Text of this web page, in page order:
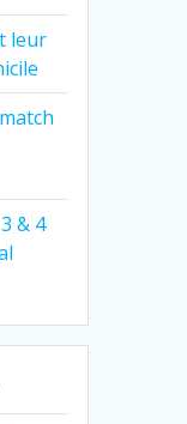
leur
& 4